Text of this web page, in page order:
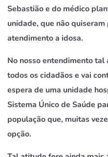
Sebastião e do médico
unidade, que não
atendimento a idosa.
No nosso entendimento
todos os cidadãos e vai
espera de uma unidade
Sistema Único de Saúde
população que, muitas
opção.